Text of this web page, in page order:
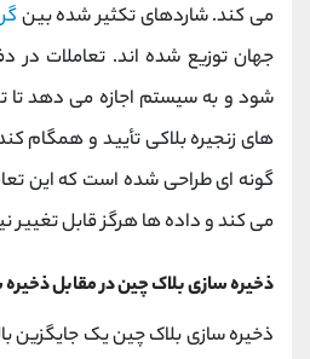
می کند. شاردهای تکثیر شده بین
جهان توزیع شده اند. تعاملات
شود و به سیستم اجازه می دهد تا
های زنجیره بلاکی تأیید و همگام
گونه ای طراحی شده است که این
می کند و داده ها هرگز قابل تغییر
ذخیره سازی بلاک چین در مقابل
ذخیره سازی بلاک چین یک جایگزین